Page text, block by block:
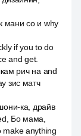
мани со и why
if you to do
and get.
рич на and
зис матч
ка, драйв
Бо мама,
make anything